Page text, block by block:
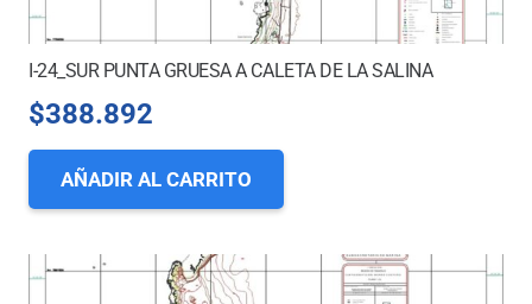
I-24_SUR PUNTA GRUESA A CALETA DE LA SALINA
$388.892
AÑADIR AL CARRITO